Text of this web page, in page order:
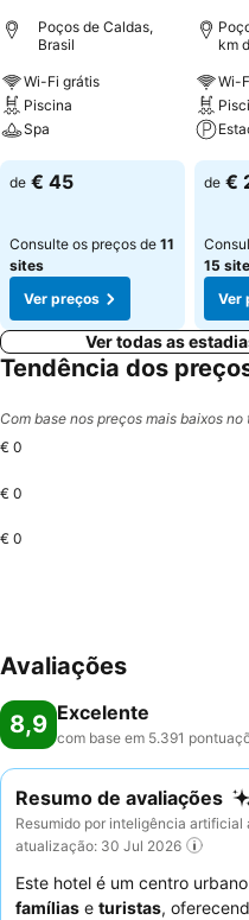
Poços de Caldas,
Brasil
Wi-Fi grátis
Piscina
Spa
Ver preços
de € 45
Consulte os preços de 11
sites
Ver preços
km
Wi-
Ver
de €
15
Ver
Ver todas as
Tendência dos
Com base nos preços mais baixos
€ 0
€ 0
€ 0
Avaliações
8,9 Excelente
com base em 5.391
Resumo de avaliações
Resumido por inteligência artificial
atualização: 30 Jul 2026
Este hotel é um centro
famílias e turistas,